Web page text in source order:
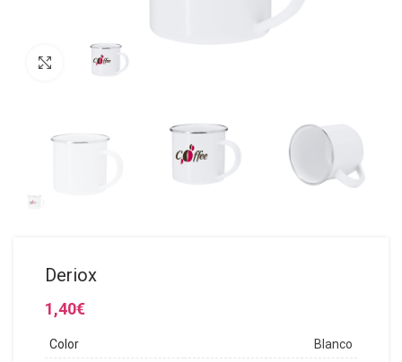
Click to enlarge
Deriox
1,40€
Color
Blanco